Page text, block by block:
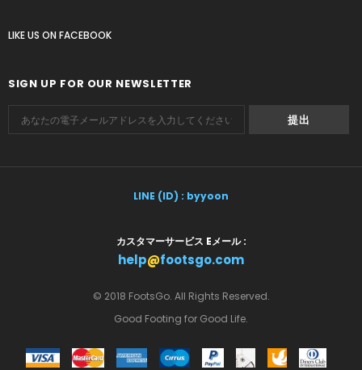
LIKE US ON FACEBOOK
SIGN UP FOR OUR NEWSLETTER
LINE (ID) : byyoon
カスタマーサービス Eメール :
help@footsgo.com
© 2018 FootsGo. All Rights Reserved.
Good Footing for Good Life.